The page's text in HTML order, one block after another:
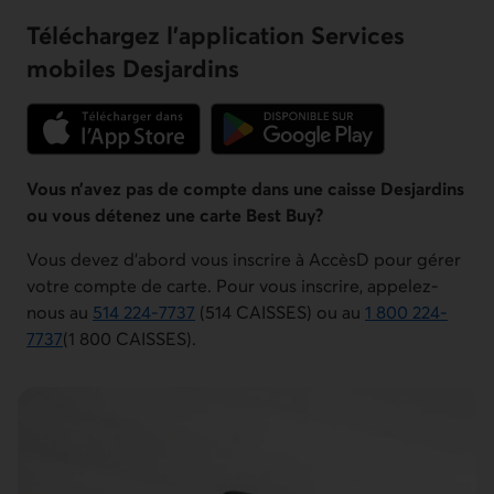
Téléchargez l'application Services
mobiles Desjardins
Vous n’avez pas de compte dans une caisse Desjardins
ou vous détenez une carte Best Buy?
Vous devez d’abord vous inscrire à AccèsD pour gérer
votre compte de carte. Pour vous inscrire, appelez-
nous au 514 224-7737
Numéro de téléphone du service à la clientèle pour la
(514 CAISSES) ou au 1 800 224-
7737(1 800 CAISSES).